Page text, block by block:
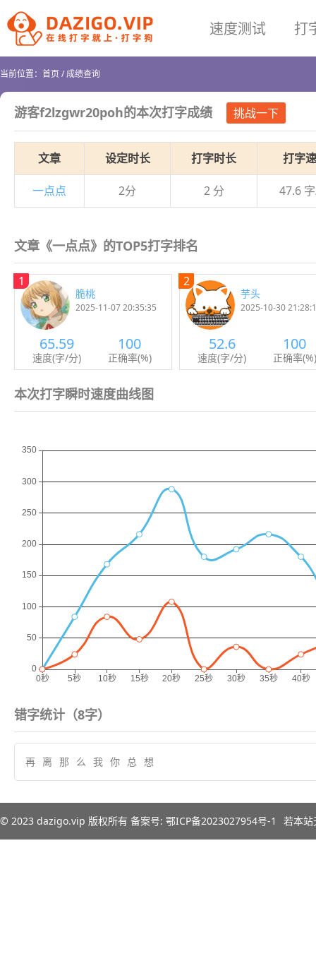
速度测试 打
当前位置： 首页/成绩查询
游客f2lzgwr20poh的本次打字成绩 挑战一下
文章 设定时长 打字时长 打字
一点点 2分 2 分 47.6
文章《一点点》的TOP5打字排名
1
脆桃
2025-11-07 20:35:35
65.59
速度(字/分)
100
正确率(%)
2
芋头
2025-10-30
52.6
速度(字/分)
100
正确率(%)
本次打字瞬时速度曲线图
错字统计（8字）
再 离 那 么 我 你 总 想
© 2023 dazigo.vip 版权所有 备案号: 鄂ICP备2023027954号-1 若本